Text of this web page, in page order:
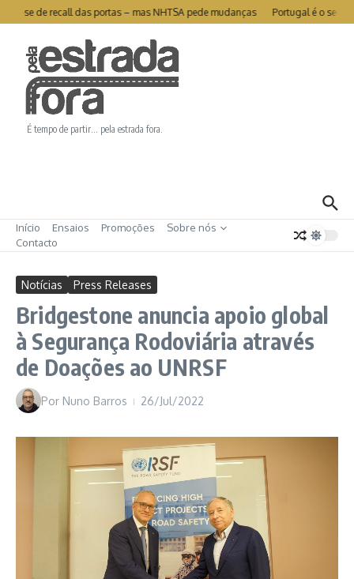
Ir para o conteúdo
se de recall das portas – mas NHTSA pede mudanças Portugal é o
É tempo de partir… pela estrada fora.
Início Ensaios Promoções
Sobre nós
Contacto
Notícias Press Releases
Bridgestone anuncia apoio global
à Segurança Rodoviária através
de Doações ao UNRSF
Por Nuno Barros 26/Jul/2022